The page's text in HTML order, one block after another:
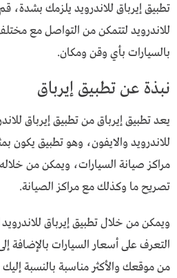
تطبيق إيرباق للاندرويد يلزمك بشدة،
للاندرويد لتتمكن من التواصل مع
بالسيارات بأي وقن ومكان.
نبذة عن تطبيق إيرباق
يعد تطبيق إيرباق من تطبيق إيرباق
للاندرويد والايفون، وهو تطبيق يكون
مراكز صيانة السيارات، ويمكن من
تصريح ما وكذلك مع مراكز الصيانة.
ويمكن من خلال تطبيق إيرباق
التعرف على أسعار السيارات بالإضافة
من موقعك والأكثر مناسبة بالنسبة